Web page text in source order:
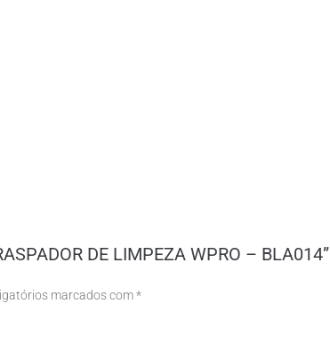
DE LIMPEZA WPRO – BLA014”
marcados com*